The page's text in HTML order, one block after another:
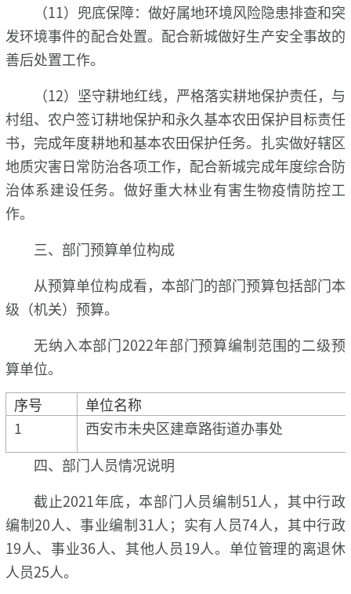
（11）兜底保障：做好属地环境风险隐患排查和突
发环境事件的配合处置。配合新城做好生产安全事故的
善后处置工作。
（12）坚守耕地红线，严格落实耕地保护责任，与
村组、农户签订耕地保护和永久基本农田保护目标责任
书，完成年度耕地和基本农田保护任务。扎实做好辖区
地质灾害日常防治各项工作，配合新城完成年度综合防
治体系建设任务。做好重大林业有害生物疫情防控工
作。
三、部门预算单位构成
从预算单位构成看，本部门的部门预算包括部门本
级（机关）预算。
无纳入本部门2022年部门预算编制范围的二级预
算单位。
序号
单位名称
1
西安市未央区建章路街道办事处
四、部门人员情况说明
截止2021年底，本部门人员编制51人，其中行政
编制20人、事业编制31人；实有人员74人，其中行政
19人、事业36人、其他人员19人。单位管理的离退休
人员25人。